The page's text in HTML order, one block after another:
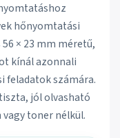
hőnyomtatási
× 23 mm méretű,
kínál azonnali
feladatok számára.
jól olvasható
toner nélkül.